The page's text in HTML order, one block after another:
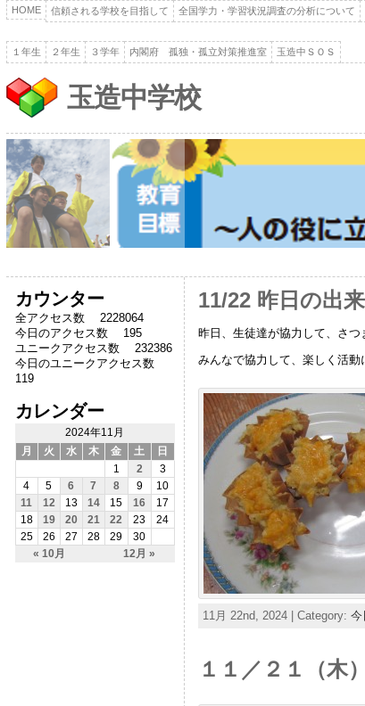
HOME 信頼される学校を目指して 全国学力・学習状況調査の分析について
１年生
２年生 ３学年 内閣府 孤独・孤立対策推進室 玉造中ＳＯＳ
玉造中学校
カウンター
全アクセス数 2228064
今日のアクセス数 195
ユニークアクセス数 232386
今日のユニークアクセス数
119
カレンダー
2024年11月
月
火 水 木 金 土 日
« 10月 12月 »
1 2
3
4
5 6 7 8 9
10
11
12 13 14 15 16
17
18
19 20 21 22 23
24
25
26 27 28 29 30
11/22 昨日の出
昨日、生徒達が協力して、さつ
みんなで協力して、楽しく活動
11月 22nd, 2024 | Category: 今
１１／２１（木